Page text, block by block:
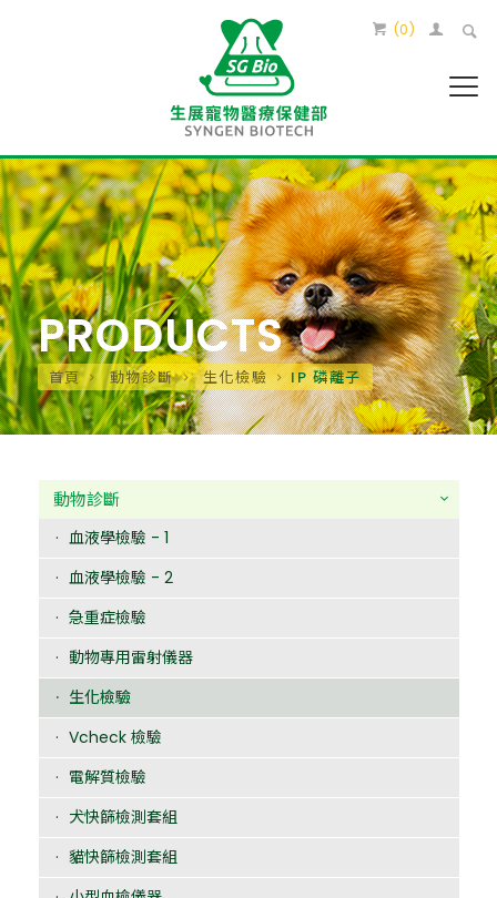
(0)
PRODUCTS
首頁 動物診斷 生化檢驗 IP 磷離子
動物診斷
血液學檢驗 - 1
血液學檢驗 - 2
急重症檢驗
動物專用雷射儀器
生化檢驗
Vcheck 檢驗
電解質檢驗
犬快篩檢測套組
貓快篩檢測套組